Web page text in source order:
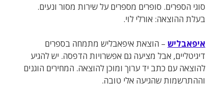
סוגי הספרים. סופרים מספרים על שירות מסור ונעים.
בעלת ההוצאה: אורלי לוי.
איפאבליש– הוצאת איפאבליש מתמחה בספרים
דיגיטליים, אבל מציעה גם אפשרויות הדפסה. יש להגיע
להוצאה עם כתב יד ערוך ומוכן להוצאה. המחירים הוגנים
וההתרשמות שהגיעה אלי טובה.